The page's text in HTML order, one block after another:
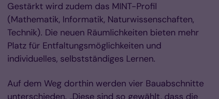
Gestärkt wird zudem das MINT-Profil
(Mathematik, Informatik, Naturwissenschaften,
Technik). Die neuen Räumlichkeiten bieten mehr
Platz für Entfaltungsmöglichkeiten und
individuelles, selbstständiges Lernen.
Auf dem Weg dorthin werden vier Bauabschnitte
unterschieden. „Diese sind so gewählt, dass die